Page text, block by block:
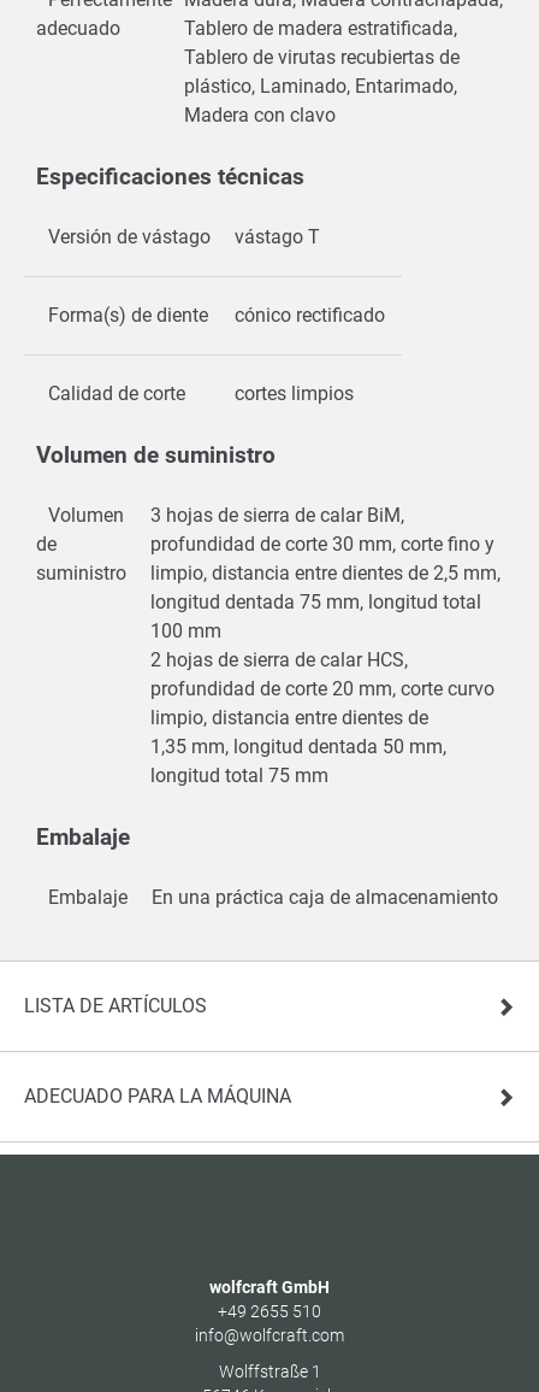
adecuado
Tablero de madera estratificada,
Tablero de virutas recubiertas de
plástico, Laminado, Entarimado,
Madera con clavo
Especificaciones técnicas
Versión de vástago vástago T
Forma(s) de diente cónico rectificado
Calidad de corte cortes limpios
Volumen de suministro
Volumen
de
suministro
3 hojas de sierra de calar BiM,
profundidad de corte 30 mm, corte fino y
limpio, distancia entre dientes de 2,5 mm,
longitud dentada 75 mm, longitud total
100 mm
2 hojas de sierra de calar HCS,
profundidad de corte 20 mm, corte curvo
limpio, distancia entre dientes de
1,35 mm, longitud dentada 50 mm,
longitud total 75 mm
Embalaje
Embalaje En una práctica caja de almacenamiento
LISTA DE ARTÍCULOS
ADECUADO PARA LA MÁQUINA
wolfcraft GmbH
+49 2655 510
info@wolfcraft.com
Wolffstraße 1